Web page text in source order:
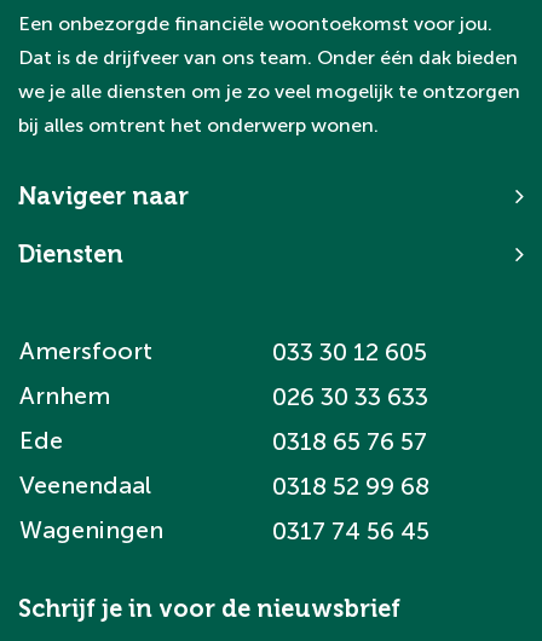
doorstromers. Dat zorgt voor een stabiele
en gewilde woningmarkt.
Een onbezorgde financiële woontoekomst voor jou.
Dat is de drijfveer van ons team. Onder één dak bieden
we je alle diensten om je zo veel mogelijk te ontzorgen
bij alles omtrent het onderwerp wonen.
Navigeer naar
Diensten
Amersfoort
033 30 12 605
Arnhem
026 30 33 633
Ede
0318 65 76 57
Veenendaal
0318 52 99 68
Wageningen
0317 74 56 45
Schrijf je in voor de nieuwsbrief